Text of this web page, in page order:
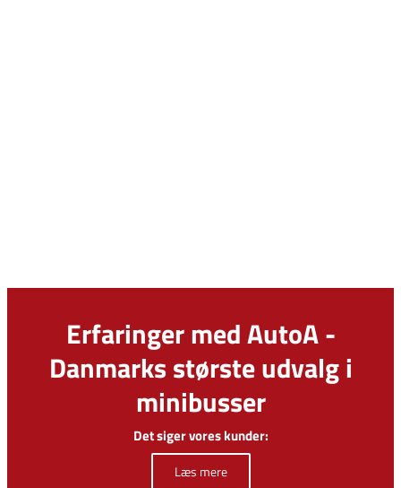
Erfaringer med AutoA -
Danmarks største udvalg i
minibusser
Det siger vores kunder:
Læs mere